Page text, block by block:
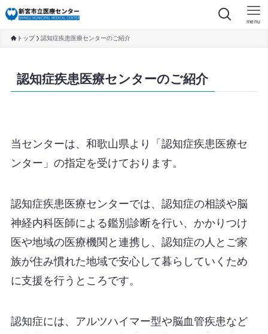
menu
トップ 認知症疾患医療センターのご紹介
認知症疾患医療センターのご紹介
当センターは、和歌山県より「認知症疾患医療セ
ンター」の指定を受けております。
認知症疾患医療センターでは、認知症の相談や脳
神経内科医師による鑑別診断を行い、かかりつけ
医や地域の医療機関と連携し、認知症の人とご家
族が住み慣れた地域で安心して暮らしていくため
に支援を行うところです。
認知症には、アルツハイマー型や脳血管疾患など